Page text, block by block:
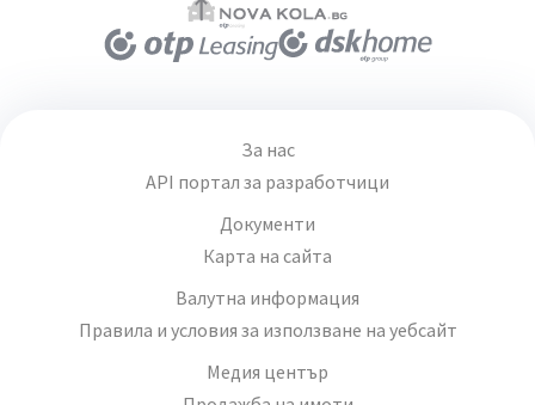
За нас
API портал за разработчици
Документи
Карта на сайта
Валутна информация
Правила и условия за използване на уебсайт
Медия център